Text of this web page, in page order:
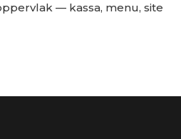
— kassa, menu, site